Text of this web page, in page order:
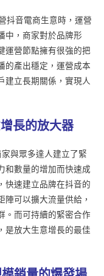
抖音電商生意時，運營
中，商家對於品牌形
運營節點擁有很強的把
的產出穩定，運營成本
建立長期關係，實現人
長的放大器
與眾多達人建立了緊
和數量的增加而快速成
快速建立品牌在抖音的
可以擴大流量供給，
。而可持續的緊密合作
是放大生意增長的最佳